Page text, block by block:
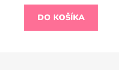
DO KOŠÍKA